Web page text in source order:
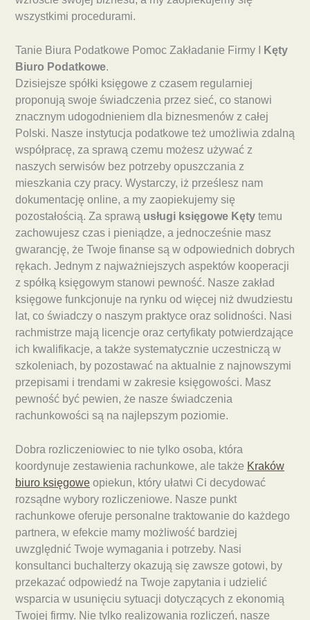
wszystkimi procedurami.
Tanie Biura Podatkowe Pomoc Zakładanie Firmy I
Kęty
Biuro Podatkowe.
Dzisiejsze spółki księgowe z czasem regularniej
proponują swoje świadczenia przez sieć, co stanowi
znacznym udogodnieniem dla biznesmenów z całej
Polski. Nasze instytucja podatkowe też umożliwia zdalną
współpracę, za sprawą czemu możesz używać z
naszych serwisów bez potrzeby opuszczania z
mieszkania czy pracy. Wystarczy, iż prześlesz nam
dokumentację online, a my zaopiekujemy się
pozostałością. Za sprawą usługi księgowe Kęty temu
zachowujesz czas i pieniądze, a jednocześnie masz
gwarancję, że Twoje finanse są w odpowiednich dobrych
rękach. Jednym z najważniejszych aspektów kooperacji
z spółką księgowym stanowi pewność. Nasze zakład
księgowe funkcjonuje na rynku od więcej niż dwudziestu
lat, co świadczy o naszym praktyce oraz solidności. Nasi
rachmistrze mają licencje oraz certyfikaty potwierdzające
ich kwalifikacje, a także systematycznie uczestniczą w
szkoleniach, by pozostawać na aktualnie z najnowszymi
przepisami i trendami w zakresie księgowości. Masz
pewność być pewien, że nasze świadczenia
rachunkowości są na najlepszym poziomie.
Dobra rozliczeniowiec to nie tylko osoba, która
koordynuje zestawienia rachunkowe, ale także Kraków
biuro księgowe opiekun, który ułatwi Ci decydować
rozsądne wybory rozliczeniowe. Nasze punkt
rachunkowe oferuje personalne traktowanie do każdego
partnera, w efekcie mamy możliwość bardziej
uwzględnić Twoje wymagania i potrzeby. Nasi
konsultanci buchalterzy okazują się zawsze gotowi, by
przekazać odpowiedź na Twoje zapytania i udzielić
wsparcia w usunięciu sytuacji dotyczących z ekonomią
Twojej firmy. Nie tylko realizowania rozliczeń, nasze